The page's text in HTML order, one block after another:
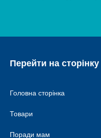
Перейти на сторінку
Головна сторінка
Товари
Поради мам